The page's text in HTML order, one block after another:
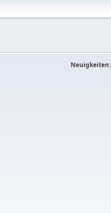
Neuigkeiten: